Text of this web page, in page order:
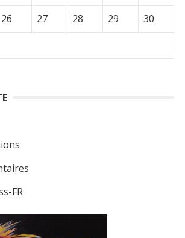
26 27 28 29
30
FR